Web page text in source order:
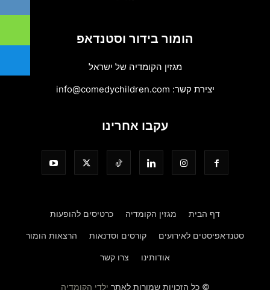
הומור בידור וסטנדאפ
מגזין הקומדיה של ישראל
יצירת קשר: info@comedychildren.com
עקבו אחרינו
דף הבית מגזין הקומדיה כרטיסים להופעות
סטנדאפיסטים לאירועים קורסים וסדנאות הרצאות הומור
אודותינו צרו קשר
© כל הזכויות שמורות לאתר ילדי הקומדיה